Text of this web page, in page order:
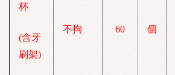
杯
(含牙
刷架)
不拘 60 個